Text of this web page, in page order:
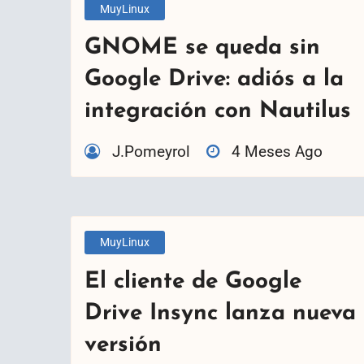
MuyLinux
GNOME se queda sin
Google Drive: adiós a la
integración con Nautilus
J.Pomeyrol 4 Meses Ago
MuyLinux
El cliente de Google
Drive Insync lanza nueva
versión